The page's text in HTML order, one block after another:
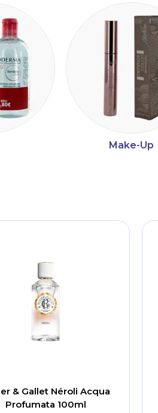
Make-Up
& Gallet Néroli Acqua
Profumata 100ml